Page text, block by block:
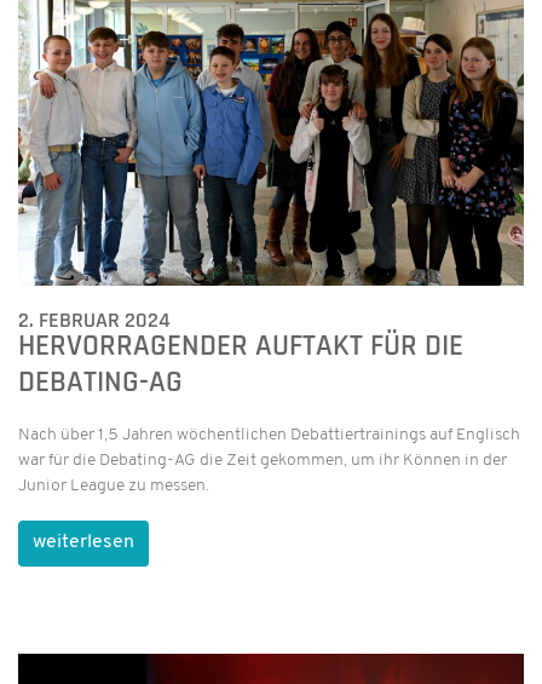
2. FEBRUAR 2024
HERVORRAGENDER AUFTAKT FÜR DIE
DEBATING-AG
Nach über 1,5 Jahren wöchentlichen Debattiertrainings auf Englisch
war für die Debating-AG die Zeit gekommen, um ihr Können in der
Junior League zu messen.
weiterlesen